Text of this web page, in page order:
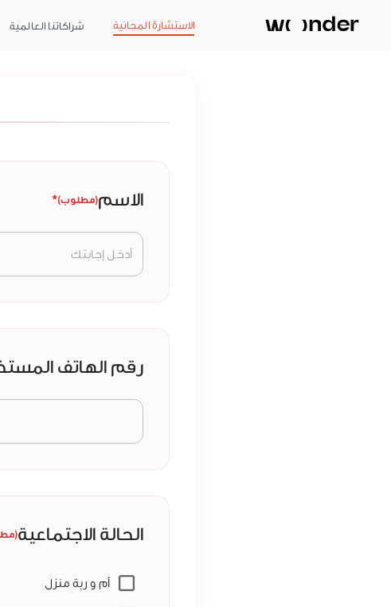
شراكاتنا العالمية الاستشارة المجانية
الاسم * (مطلوب)
رقم الهاتف
الحالة الاجتماعية(مطلوب)
أم و ربة منزل